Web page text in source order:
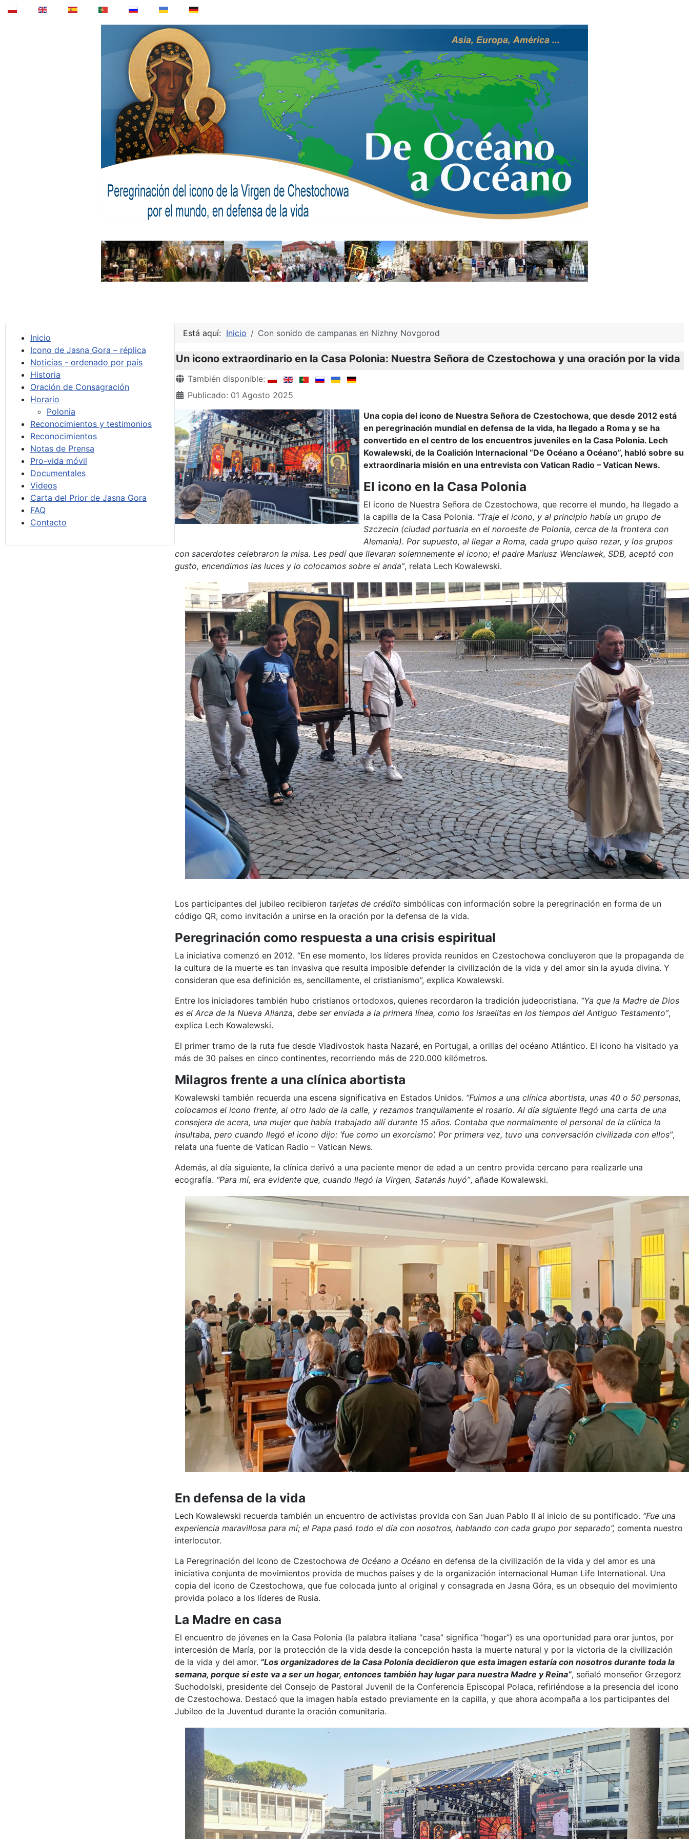
Inicio
Icono de Jasna Gora – réplica
Noticias - ordenado por país
Historia
Oración de Consagración
Horario
Polonia
Reconocimientos y testimonios
Reconocimientos
Notas de Prensa
Pro-vida móvil
Documentales
Videos
Carta del Prior de Jasna Gora
FAQ
Contacto
Está aquí: Inicio Con sonido de campanas en Nizhny Novgorod
Un icono extraordinario en la Casa Polonia: Nuestra Señora de Czestochowa y una oración por la vida
Detalles
También disponible:
Publicado: 01 Agosto 2025
Una copia del icono de Nuestra Señora de Czestochowa, que desde 2012 está
en peregrinación mundial en defensa de la vida, ha llegado a Roma y se ha
convertido en el centro de los encuentros juveniles en la Casa Polonia. Lech
Kowalewski, de la Coalición Internacional “De Océano a Océano”, habló sobre su
extraordinaria misión en una entrevista con Vatican Radio – Vatican News.
El icono en la Casa Polonia
El icono de Nuestra Señora de Czestochowa, que recorre el mundo, ha llegado a
la capilla de la Casa Polonia. “Traje el icono, y al principio había un grupo de
Szczecin (ciudad portuaria en el noroeste de Polonia, cerca de la frontera con
Alemania). Por supuesto, al llegar a Roma, cada grupo quiso rezar, y los grupos
con sacerdotes celebraron la misa. Les pedí que llevaran solemnemente el icono; el padre Mariusz Wenclawek, SDB, aceptó con
gusto, encendimos las luces y lo colocamos sobre el anda”, relata Lech Kowalewski.
Los participantes del jubileo recibieron tarjetas de crédito simbólicas con información sobre la peregrinación en forma de un
código QR, como invitación a unirse en la oración por la defensa de la vida.
Peregrinación como respuesta a una crisis espiritual
La iniciativa comenzó en 2012. “En ese momento, los líderes provida reunidos en Czestochowa concluyeron que la propaganda de
la cultura de la muerte es tan invasiva que resulta imposible defender la civilización de la vida y del amor sin la ayuda divina. Y
consideran que esa definición es, sencillamente, el cristianismo”, explica Kowalewski.
Entre los iniciadores también hubo cristianos ortodoxos, quienes recordaron la tradición judeocristiana. “Ya que la Madre de Dios
es el Arca de la Nueva Alianza, debe ser enviada a la primera línea, como los israelitas en los tiempos del Antiguo Testamento”,
explica Lech Kowalewski.
El primer tramo de la ruta fue desde Vladivostok hasta Nazaré, en Portugal, a orillas del océano Atlántico. El icono ha visitado ya
más de 30 países en cinco continentes, recorriendo más de 220.000 kilómetros.
Milagros frente a una clínica abortista
Kowalewski también recuerda una escena significativa en Estados Unidos. “Fuimos a una clínica abortista, unas 40 o 50 personas,
colocamos el icono frente, al otro lado de la calle, y rezamos tranquilamente el rosario. Al día siguiente llegó una carta de una
consejera de acera, una mujer que había trabajado allí durante 15 años. Contaba que normalmente el personal de la clínica la
insultaba, pero cuando llegó el icono dijo: ‘fue como un exorcismo’. Por primera vez, tuvo una conversación civilizada con ellos”,
relata una fuente de Vatican Radio – Vatican News.
Además, al día siguiente, la clínica derivó a una paciente menor de edad a un centro provida cercano para realizarle una
ecografía. “Para mí, era evidente que, cuando llegó la Virgen, Satanás huyó”, añade Kowalewski.
En defensa de la vida
Lech Kowalewski recuerda también un encuentro de activistas provida con San Juan Pablo II al inicio de su pontificado. “Fue una
experiencia maravillosa para mí; el Papa pasó todo el día con nosotros, hablando con cada grupo por separado”, comenta nuestro
interlocutor.
La Peregrinación del Icono de Czestochowa de Océano a Océano en defensa de la civilización de la vida y del amor es una
iniciativa conjunta de movimientos provida de muchos países y de la organización internacional Human Life International. Una
copia del icono de Czestochowa, que fue colocada junto al original y consagrada en Jasna Góra, es un obsequio del movimiento
provida polaco a los líderes de Rusia.
La Madre en casa
El encuentro de jóvenes en la Casa Polonia (la palabra italiana “casa” significa “hogar”) es una oportunidad para orar juntos, por
intercesión de María, por la protección de la vida desde la concepción hasta la muerte natural y por la victoria de la civilización
de la vida y del amor. “Los organizadores de la Casa Polonia decidieron que esta imagen estaría con nosotros durante toda la
semana, porque si este va a ser un hogar, entonces también hay lugar para nuestra Madre y Reina”, señaló monseñor Grzegorz
Suchodolski, presidente del Consejo de Pastoral Juvenil de la Conferencia Episcopal Polaca, refiriéndose a la presencia del icono
de Czestochowa. Destacó que la imagen había estado previamente en la capilla, y que ahora acompaña a los participantes del
Jubileo de la Juventud durante la oración comunitaria.